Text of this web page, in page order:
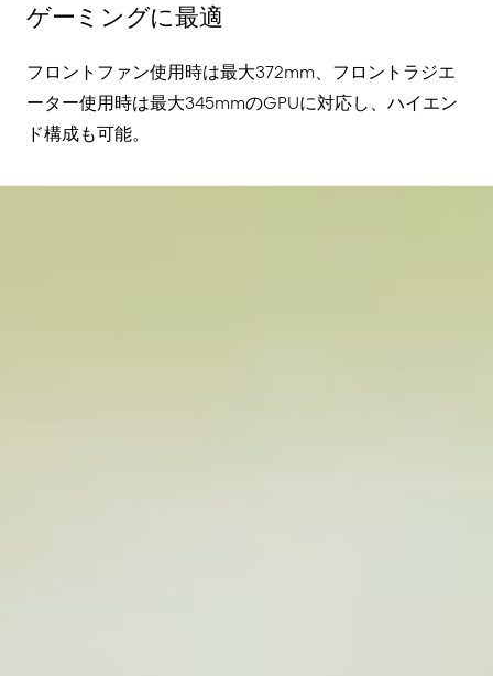
ゲーミングに最適
フロントファン使用時は最大372mm、フロントラジエ
ーター使用時は最大345mmのGPUに対応し、ハイエン
ド構成も可能。